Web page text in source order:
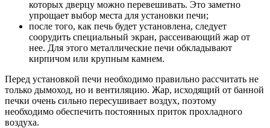
которых дверцу можно перевешивать. Это заметно
упрощает выбор места для установки печи;
после того, как печь будет установлена, следует
соорудить специальный экран, рассеивающий жар от
нее. Для этого металлические печи обкладывают
кирпичом или крупным камнем.
Перед установкой печи необходимо правильно рассчитать не
только дымоход, но и вентиляцию. Жар, исходящий от банной
печки очень сильно пересушивает воздух, поэтому
необходимо обеспечить постоянных приток прохладного
воздуха.